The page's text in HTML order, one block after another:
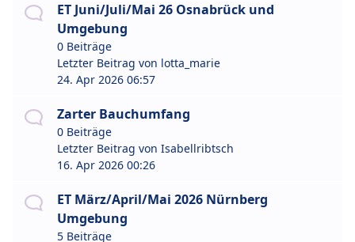
ET Juni/Juli/Mai 26 Osnabrück und
Umgebung
0 Beiträge
Letzter Beitrag von lotta_marie
24. Apr 2026 06:57
Zarter Bauchumfang
0 Beiträge
Letzter Beitrag von Isabellribtsch
16. Apr 2026 00:26
ET März/April/Mai 2026 Nürnberg
Umgebung
5 Beiträge